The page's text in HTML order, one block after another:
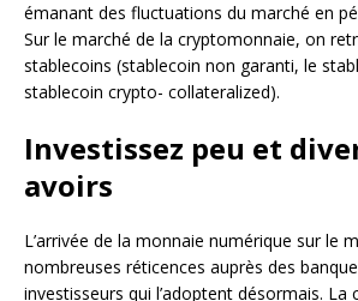
émanant des fluctuations du marché en
Sur le marché de la cryptomonnaie, on
stablecoins (stablecoin non garanti, le
stablecoin crypto- collateralized).
Investissez peu et
avoirs
L’arrivée de la monnaie numérique sur le
nombreuses réticences auprès des
investisseurs qui l’adoptent désormais.